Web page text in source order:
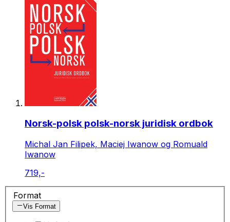
Norsk-polsk polsk-norsk juridisk ordbok
Michal Jan Filipek, Maciej Iwanow og Romuald
Iwanow
719,-
Format
Vis Format